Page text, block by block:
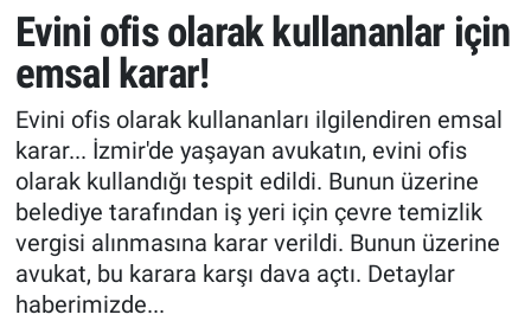
Evini ofis olarak kullananlar için
emsal karar!
Evini ofis olarak kullananları ilgilendiren emsal
karar... İzmir'de yaşayan avukatın, evini ofis
olarak kullandığı tespit edildi. Bunun üzerine
belediye tarafından iş yeri için çevre temizlik
vergisi alınmasına karar verildi. Bunun üzerine
avukat, bu karara karşı dava açtı. Detaylar
haberimizde...
Erişim Bilgileri
Ekonomi
Trend
Özel Haberler
Yazarlar
Erişim Bilgileri
Spor
Ekonomi
Dünya
Medya
Erişim Bilgileri
Tüm Manşetler
Son Dakika Haberleri
Haber Arşivi